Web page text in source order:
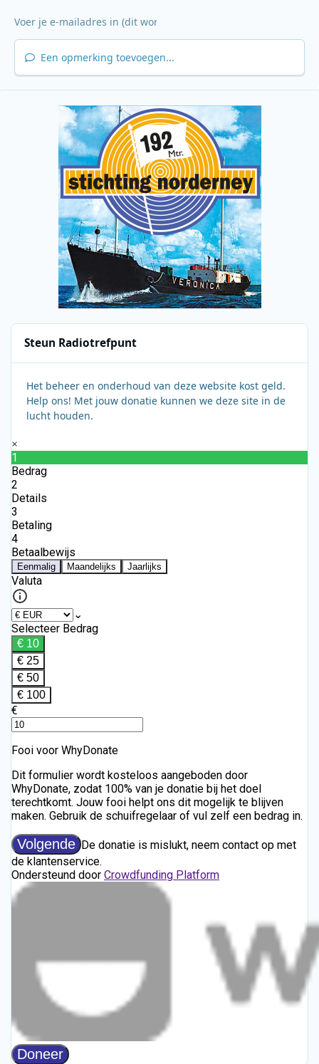
Een opmerking toevoegen...
Steun Radiotrefpunt
Het beheer en onderhoud van deze website kost geld.
Help ons! Met jouw donatie kunnen we deze site in de
lucht houden.